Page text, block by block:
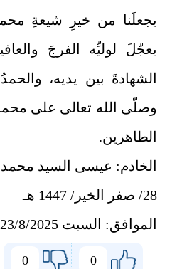
يجعلَنا من خيرِ شيعةِ
يعجّلَ لوليِّه الفرجَ
الشهادةَ بين يديه،
وصلّى الله تعالى على
الطاهرين.
الخادم: عيسى السيد
28/ صفر الخير/ 1447 هـ
الموافق: السبت 23/8/2025م
0
0